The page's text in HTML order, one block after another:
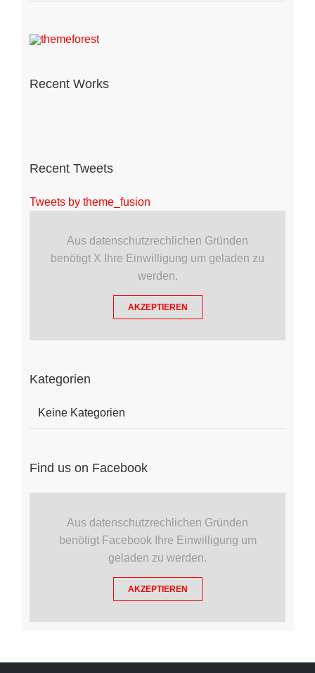
Recent Works
Recent Tweets
Tweets by theme_fusion
Aus datenschutzrechlichen Gründen
benötigt X Ihre Einwilligung um geladen zu
werden.
AKZEPTIEREN
Kategorien
Keine Kategorien
Find us on Facebook
Aus datenschutzrechlichen Gründen
benötigt Facebook Ihre Einwilligung um
geladen zu werden.
AKZEPTIEREN